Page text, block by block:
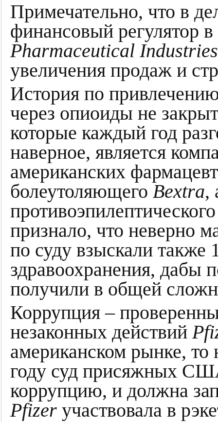
Примечательно, что в
финансовый регулятор
Pharmaceutical Industries
увеличения продаж и
История по
через опиоиды не
которые каждый год
наверное, является
американских
болеутоляющего Bextra,
признало, что неверно
по суду взыскали также
здравоохранения, дабы
получили в общей
Коррупция –
незаконных действий
американском рынке, то
году суд присяжных
коррупцию, и должна
Pfizer участвовала в